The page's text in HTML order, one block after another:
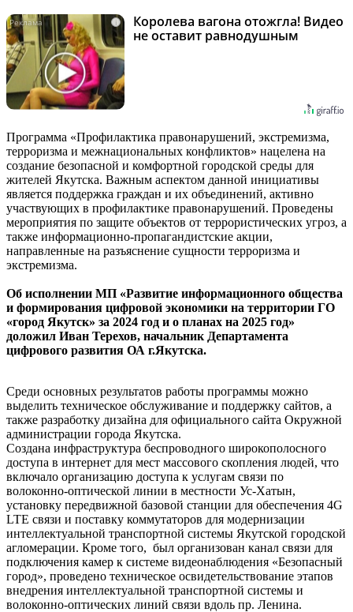
i
Королева вагона отожгла! Видео
не оставит равнодушным
Программа «Профилактика правонарушений, экстремизма,
терроризма и межнациональных конфликтов» нацелена на
создание безопасной и комфортной городской среды для
жителей Якутска. Важным аспектом данной инициативы
является поддержка граждан и их объединений, активно
участвующих в профилактике правонарушений. Проведены
мероприятия по защите объектов от террористических угроз, а
также информационно-пропагандистские акции,
направленные на разъяснение сущности терроризма и
экстремизма.
Об исполнении МП «Развитие информационного общества
и формирования цифровой экономики на территории ГО
«город Якутск» за 2024 год и о планах на 2025 год»
доложил Иван Терехов, начальник Департамента
цифрового развития ОА г.Якутска.
Среди основных результатов работы программы можно
выделить техническое обслуживание и поддержку сайтов, а
также разработку дизайна для официального сайта Окружной
администрации города Якутска.
Создана инфраструктура беспроводного широкополосного
доступа в интернет для мест массового скопления людей, что
включало организацию доступа к услугам связи по
волоконно-оптической линии в местности Ус-Хатын,
установку передвижной базовой станции для обеспечения 4G
LTE связи и поставку коммутаторов для модернизации
интеллектуальной транспортной системы Якутской городской
агломерации. Кроме того, был организован канал связи для
подключения камер к системе видеонаблюдения «Безопасный
город», проведено техническое освидетельствование этапов
внедрения интеллектуальной транспортной системы и
волоконно-оптических линий связи вдоль пр. Ленина.